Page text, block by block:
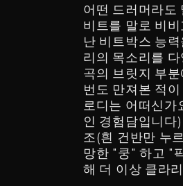
어떤 드러머라도
비트를 말로 비
난 비트박스 능
리의 목소리를
곡의 브릿지 부
번도 만져본 적
로디는 어떠신가
인 경험담입니다
조(흰 건반만 누
망한 "쿵" 하고 "
해 더 이상 클라